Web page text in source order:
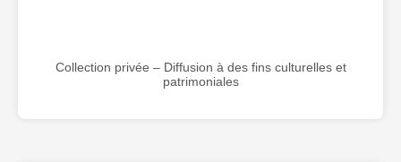
Collection privée – Diffusion à des fins culturelles et
patrimoniales